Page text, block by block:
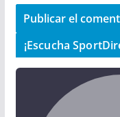
¡Escucha